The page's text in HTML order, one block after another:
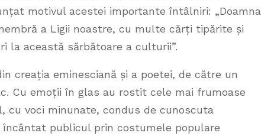
motivul acestei importante întâlniri: „Doamna
a Ligii noastre, cu multe cărți tipărite și
această sărbătoare a culturii”.
creația eminesciană și a poetei, de către un
Cu emoții în glas au rostit cele mai frumoase
cu voci minunate, condus de cunoscuta
încântat publicul prin costumele populare